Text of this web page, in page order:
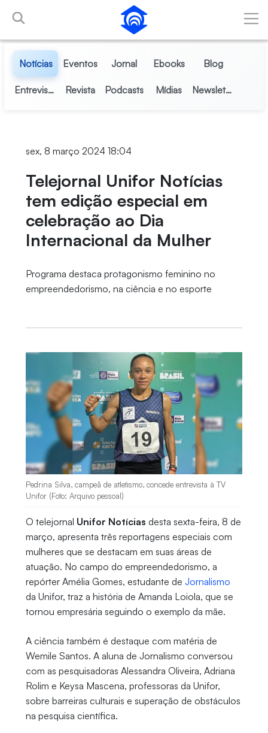
Pular para o Conteúdo principal
Notícias Eventos Jornal Ebooks Blog
Entrevistas Revista Podcasts Mídias Newsletter
sex, 8 março 2024 18:04
Telejornal Unifor Notícias
tem edição especial em
celebração ao Dia
Internacional da Mulher
Programa destaca protagonismo feminino no
empreendedorismo, na ciência e no esporte
Pedrina Silva, campeã de atletismo, concede entrevista à TV
Unifor (Foto: Arquivo pessoal)
O telejornal Unifor Notícias desta sexta-feira, 8 de
março, apresenta três reportagens especiais com
mulheres que se destacam em suas áreas de
atuação. No campo do empreendedorismo, a
repórter Amélia Gomes, estudante de Jornalismo
da Unifor, traz a história de Amanda Loiola, que se
tornou empresária seguindo o exemplo da mãe.
A ciência também é destaque com matéria de
Wemile Santos. A aluna de Jornalismo conversou
com as pesquisadoras Alessandra Oliveira, Adriana
Rolim e Keysa Mascena, professoras da Unifor,
sobre barreiras culturais e superação de obstáculos
na pesquisa científica.